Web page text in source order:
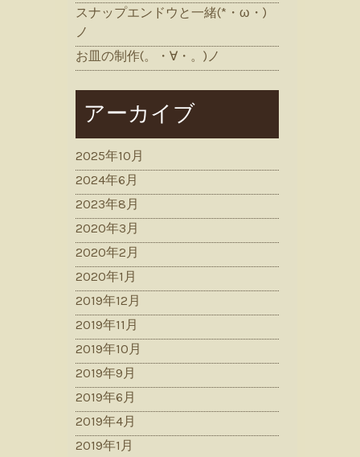
スナップエンドウと一緒(*・ω・)
ノ
お皿の制作(。・∀・。)ノ
アーカイブ
2025年10月
2024年6月
2023年8月
2020年3月
2020年2月
2020年1月
2019年12月
2019年11月
2019年10月
2019年9月
2019年6月
2019年4月
2019年1月